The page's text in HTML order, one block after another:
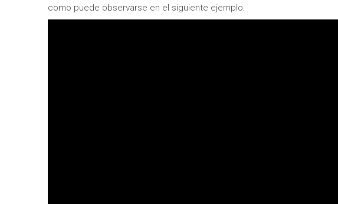
como puede observarse en el siguiente ejemplo: